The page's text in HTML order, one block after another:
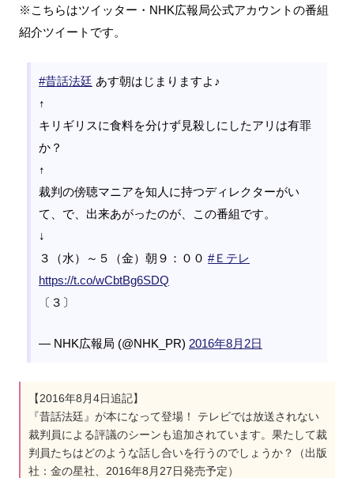
※こちらはツイッター・NHK広報局公式アカウントの番組
紹介ツイートです。
#昔話法廷 あす朝はじまりますよ♪
↑
キリギリスに食料を分けず見殺しにしたアリは有罪
か？
↑
裁判の傍聴マニアを知人に持つディレクターがい
て、で、出来あがったのが、この番組です。
↓
３（水）～５（金）朝９：００ #Ｅテレ
https://t.co/wCbtBg6SDQ
〔３〕
— NHK広報局 (@NHK_PR) 2016年8月2日
【2016年8月4日追記】
『昔話法廷』が本になって登場！ テレビでは放送されない
裁判員による評議のシーンも追加されています。果たして裁
判員たちはどのような話し合いを行うのでしょうか？（出版
社：金の星社、2016年8月27日発売予定）